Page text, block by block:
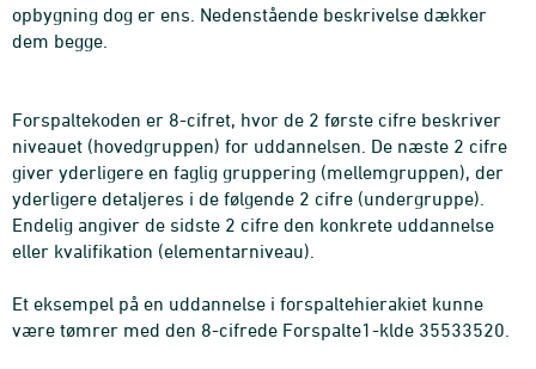
opbygning dog er ens. Nedenstående beskrivelse dækker
dem begge.
Forspaltekoden er 8-cifret, hvor de 2 første cifre beskriver
niveauet (hovedgruppen) for uddannelsen. De næste 2 cifre
giver yderligere en faglig gruppering (mellemgruppen), der
yderligere detaljeres i de følgende 2 cifre (undergruppe).
Endelig angiver de sidste 2 cifre den konkrete uddannelse
eller kvalifikation (elementarniveau).
Et eksempel på en uddannelse i forspaltehierakiet kunne
være tømrer med den 8-cifrede Forspalte1-klde 35533520.